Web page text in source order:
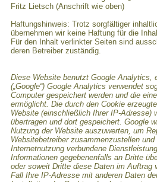
Fritz Lietsch (Anschrift wie oben)
Haftungshinweis: Trotz sorgfältiger
übernehmen wir keine Haftung für die
Für den Inhalt verlinkter Seiten sind
deren Betreiber zuständig.
Diese Website benutzt Google Analytics,
(„Google“) Google Analytics verwendet
Computer gespeichert werden und die
ermöglicht. Die durch den Cookie
Website (einschließlich Ihrer IP-Adresse)
übertragen und dort gespeichert. Google
Nutzung der Website auszuwerten, um
Websitebetreiber zusammenzustellen
Internetnutzung verbundene
Informationen gegebenenfalls an Dritte
oder soweit Dritte diese Daten im Auftrag
Fall Ihre IP-Adresse mit anderen Daten